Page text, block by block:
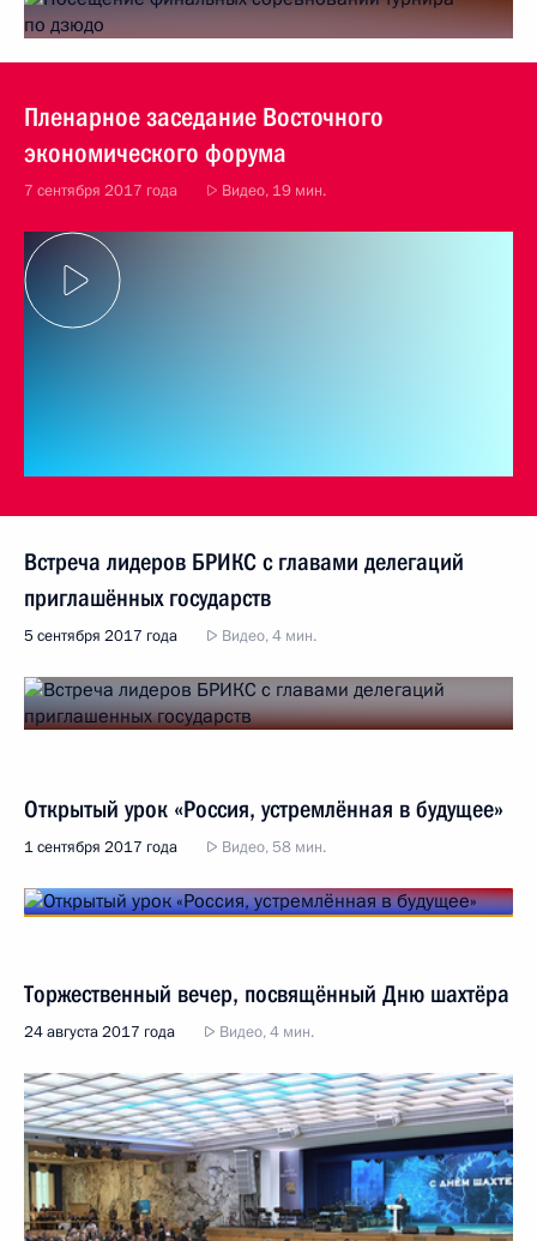
Пленарное заседание Восточного
экономического форума
7 сентября 2017 года Видео, 19 мин.
Встреча лидеров БРИКС с главами делегаций
приглашённых государств
5 сентября 2017 года Видео, 4 мин.
Открытый урок «Россия, устремлённая в будущее»
1 сентября 2017 года Видео, 58 мин.
Торжественный вечер, посвящённый Дню шахтёра
24 августа 2017 года Видео, 4 мин.